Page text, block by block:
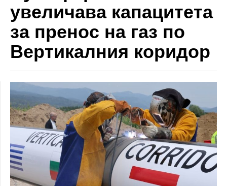
увеличава капацитета
за пренос на газ по
Вертикалния коридор